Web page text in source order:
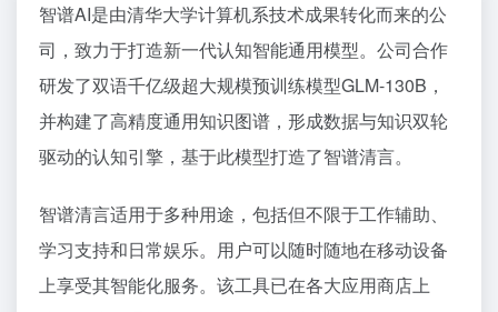
智谱AI是由清华大学计算机系技术成果转化而来的公
司，致力于打造新一代认知智能通用模型。公司合作
研发了双语千亿级超大规模预训练模型GLM-130B，
并构建了高精度通用知识图谱，形成数据与知识双轮
驱动的认知引擎，基于此模型打造了智谱清言。
智谱清言适用于多种用途，包括但不限于工作辅助、
学习支持和日常娱乐。用户可以随时随地在移动设备
上享受其智能化服务。该工具已在各大应用商店上